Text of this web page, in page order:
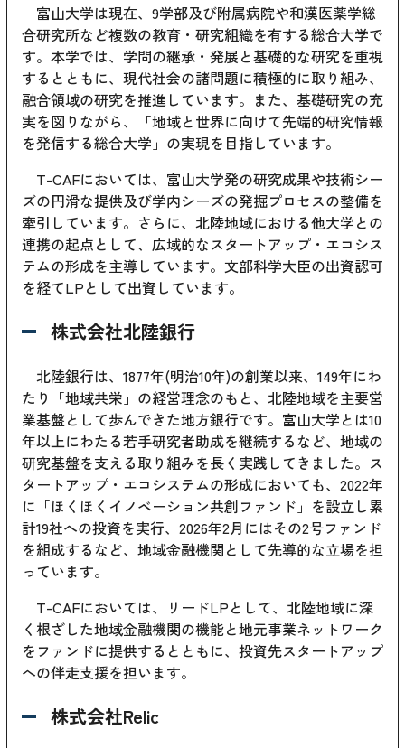
富山大学は現在、9学部及び附属病院や和漢医薬学総
合研究所など複数の教育・研究組織を有する総合大学で
す。本学では、学問の継承・発展と基礎的な研究を重視
するとともに、現代社会の諸問題に積極的に取り組み、
融合領域の研究を推進しています。また、基礎研究の充
実を図りながら、「地域と世界に向けて先端的研究情報
を発信する総合大学」の実現を目指しています。
T-CAFにおいては、富山大学発の研究成果や技術シー
ズの円滑な提供及び学内シーズの発掘プロセスの整備を
牽引しています。さらに、北陸地域における他大学との
連携の起点として、広域的なスタートアップ・エコシス
テムの形成を主導しています。文部科学大臣の出資認可
を経てLPとして出資しています。
株式会社北陸銀行
北陸銀行は、1877年(明治10年)の創業以来、149年にわ
たり「地域共栄」の経営理念のもと、北陸地域を主要営
業基盤として歩んできた地方銀行です。富山大学とは10
年以上にわたる若手研究者助成を継続するなど、地域の
研究基盤を支える取り組みを長く実践してきました。ス
タートアップ・エコシステムの形成においても、2022年
に「ほくほくイノベーション共創ファンド」を設立し累
計19社への投資を実行、2026年2月にはその2号ファンド
を組成するなど、地域金融機関として先導的な立場を担
っています。
T-CAFにおいては、リードLPとして、北陸地域に深
く根ざした地域金融機関の機能と地元事業ネットワーク
をファンドに提供するとともに、投資先スタートアップ
への伴走支援を担います。
株式会社Relic